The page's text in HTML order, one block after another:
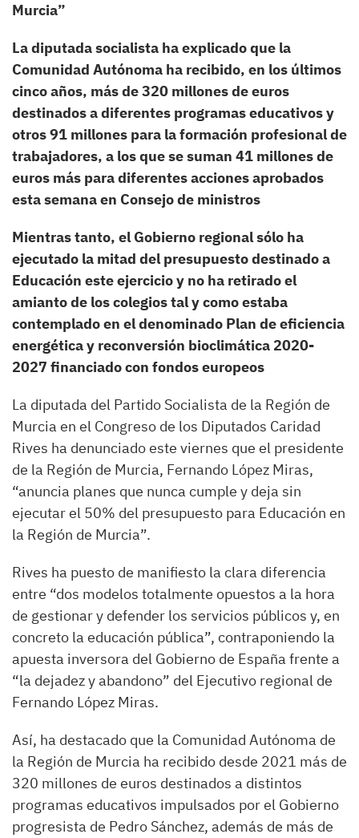
Murcia”
La diputada socialista ha explicado que la
Comunidad Autónoma ha recibido, en los últimos
cinco años, más de 320 millones de euros
destinados a diferentes programas educativos y
otros 91 millones para la formación profesional de
trabajadores, a los que se suman 41 millones de
euros más para diferentes acciones aprobados
esta semana en Consejo de ministros
Mientras tanto, el Gobierno regional sólo ha
ejecutado la mitad del presupuesto destinado a
Educación este ejercicio y no ha retirado el
amianto de los colegios tal y como estaba
contemplado en el denominado Plan de eficiencia
energética y reconversión bioclimática 2020-
2027 financiado con fondos europeos
La diputada del Partido Socialista de la Región de
Murcia en el Congreso de los Diputados Caridad
Rives ha denunciado este viernes que el presidente
de la Región de Murcia, Fernando López Miras,
“anuncia planes que nunca cumple y deja sin
ejecutar el 50% del presupuesto para Educación en
la Región de Murcia”.
Rives ha puesto de manifiesto la clara diferencia
entre “dos modelos totalmente opuestos a la hora
de gestionar y defender los servicios públicos y, en
concreto la educación pública”, contraponiendo la
apuesta inversora del Gobierno de España frente a
“la dejadez y abandono” del Ejecutivo regional de
Fernando López Miras.
Así, ha destacado que la Comunidad Autónoma de
la Región de Murcia ha recibido desde 2021 más de
320 millones de euros destinados a distintos
programas educativos impulsados por el Gobierno
progresista de Pedro Sánchez, además de más de